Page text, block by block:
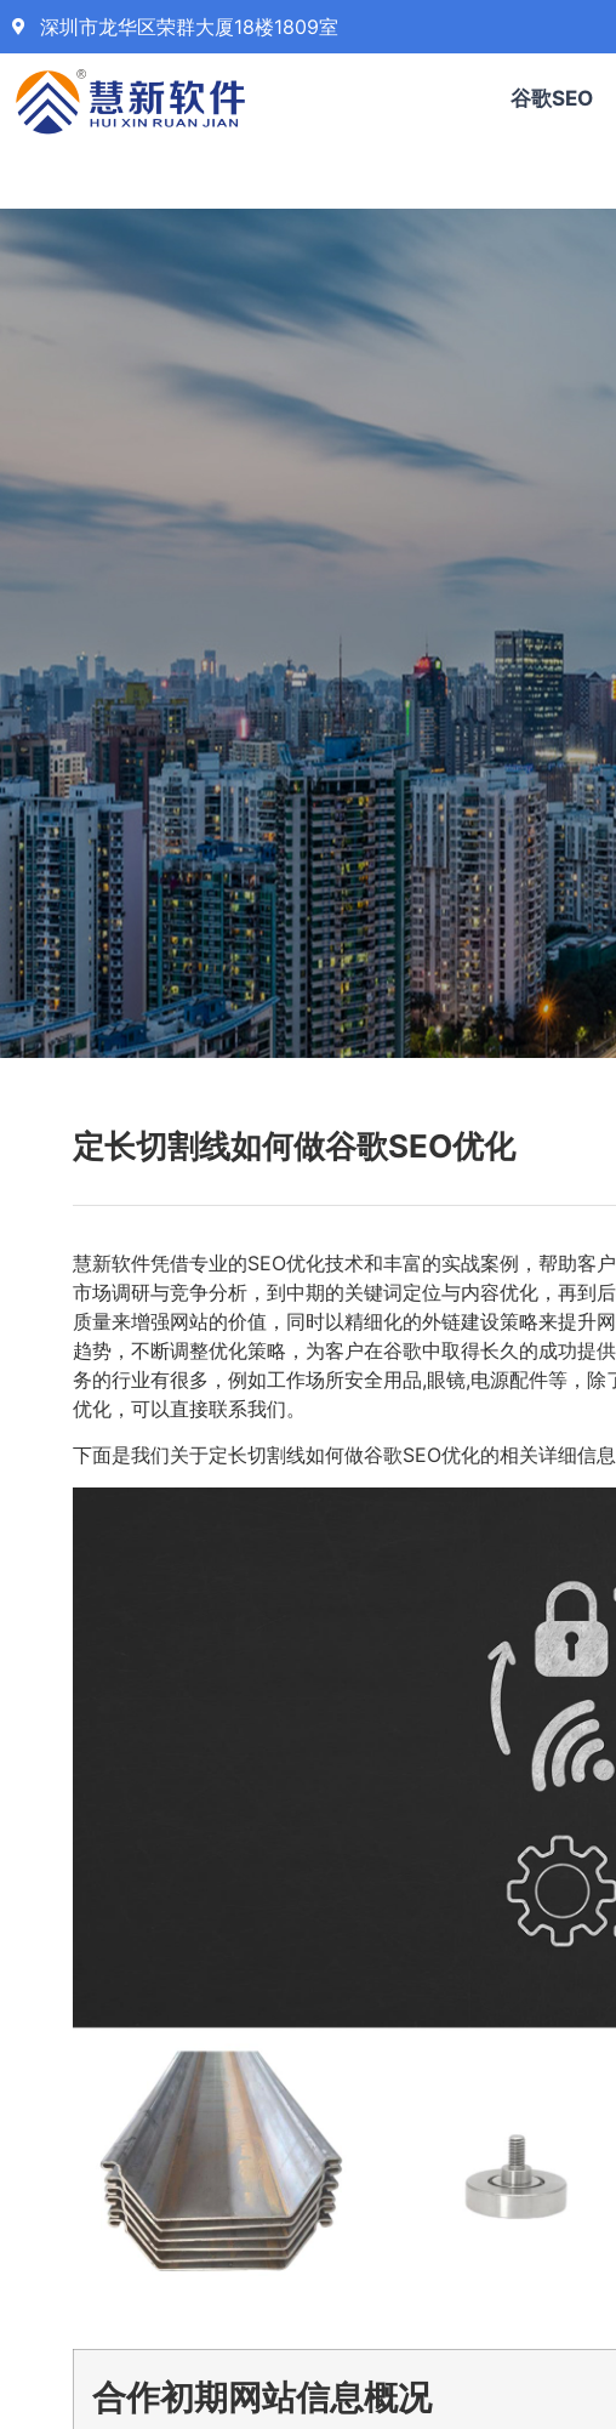
深圳市龙华区荣群大厦18楼1809室
谷歌SEO
定长切割线如何做谷歌SEO优化
慧新软件凭借专业的SEO优化技术和丰富的实战案例，帮助客
市场调研与竞争分析，到中期的关键词定位与内容优化，再到
质量来增强网站的价值，同时以精细化的外链建设策略来提升
趋势，不断调整优化策略，为客户在谷歌中取得长久的成功提
务的行业有很多，例如工作场所安全用品,眼镜,电源配件等，
优化，可以直接联系我们。
下面是我们关于定长切割线如何做谷歌SEO优化的相关详细信息
合作初期网站信息概况